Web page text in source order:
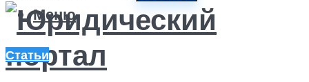
Меню
Статьи